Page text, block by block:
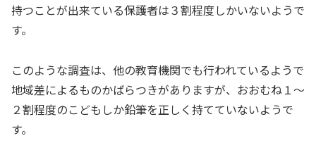
持つことが出来ている保護者は３割程度しかいないようで
す。
このような調査は、他の教育機関でも行われているようで
地域差によるものかばらつきがありますが、おおむね１～
２割程度のこどもしか鉛筆を正しく持てていないようで
す。